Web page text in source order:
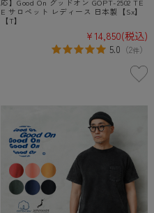
E サロペット レディース 日本製【Sx】
【T】
¥14,850(税込)
5.0 （2件）